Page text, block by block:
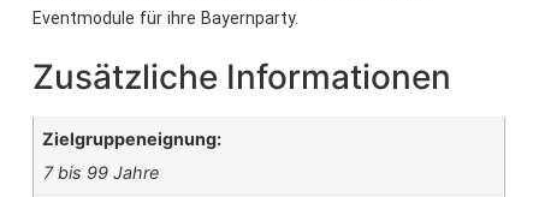
Eventmodule für ihre Bayernparty.
Zusätzliche Informationen
Zielgruppeneignung:
7 bis 99 Jahre